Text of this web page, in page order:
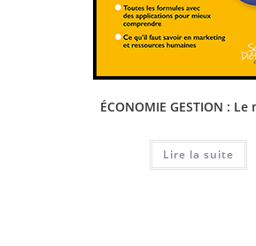
ÉCONOMIE GESTION : Le
Lire la suite